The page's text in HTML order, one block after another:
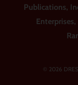
Publications,
© 2026